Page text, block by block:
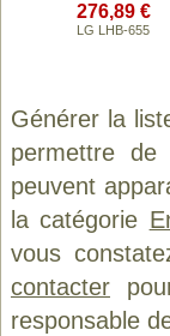
276,89 €
LG LHB-655
Générer la
permettre
peuvent
la catégorie
vous
contacter
responsable